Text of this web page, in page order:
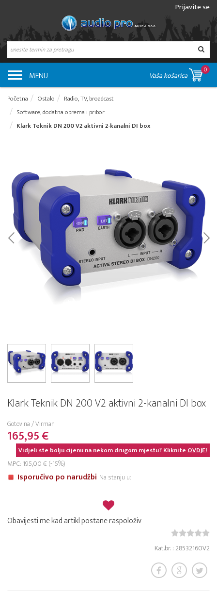
Prijavite se
MENU Vaša košarica
0
Početna Ostalo
Radio, TV, broadcast
Software, dodatna oprema i pribor
Klark Teknik DN 200 V2 aktivni 2-kanalni DI box
Klark Teknik DN 200 V2 aktivni 2-kanalni DI box
Gotovina / Virman
165,95 €
Vidjeli ste bolju cijenu na nekom drugom mjestu? KlikniteOVDJE!
MPC: 195,00 € (-15%)
Isporučivo po narudžbi Na stanju u:
Obavijesti me kad artikl postane raspoloživ
Kat.br. : 28532160V2